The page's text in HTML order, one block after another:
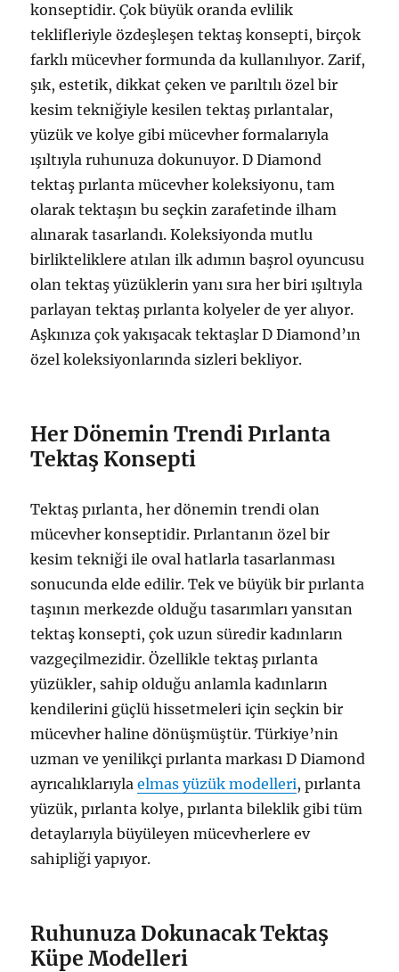
konseptidir. Çok büyük oranda evlilik
teklifleriyle özdeşleşen tektaş konsepti, birçok
farklı mücevher formunda da kullanılıyor. Zarif,
şık, estetik, dikkat çeken ve parıltılı özel bir
kesim tekniğiyle kesilen tektaş pırlantalar,
yüzük ve kolye gibi mücevher formalarıyla
ışıltıyla ruhunuza dokunuyor. D Diamond
tektaş pırlanta mücevher koleksiyonu, tam
olarak tektaşın bu seçkin zarafetinde ilham
alınarak tasarlandı. Koleksiyonda mutlu
birlikteliklere atılan ilk adımın başrol oyuncusu
olan tektaş yüzüklerin yanı sıra her biri ışıltıyla
parlayan tektaş pırlanta kolyeler de yer alıyor.
Aşkınıza çok yakışacak tektaşlar D Diamond’ın
özel koleksiyonlarında sizleri bekliyor.
Her Dönemin Trendi Pırlanta
Tektaş Konsepti
Tektaş pırlanta, her dönemin trendi olan
mücevher konseptidir. Pırlantanın özel bir
kesim tekniği ile oval hatlarla tasarlanması
sonucunda elde edilir. Tek ve büyük bir pırlanta
taşının merkezde olduğu tasarımları yansıtan
tektaş konsepti, çok uzun süredir kadınların
vazgeçilmezidir. Özellikle tektaş pırlanta
yüzükler, sahip olduğu anlamla kadınların
kendilerini güçlü hissetmeleri için seçkin bir
mücevher haline dönüşmüştür. Türkiye’nin
uzman ve yenilikçi pırlanta markası D Diamond
ayrıcalıklarıylaelmas yüzük modelleri, pırlanta
yüzük, pırlanta kolye, pırlanta bileklik gibi tüm
detaylarıyla büyüleyen mücevherlere ev
sahipliği yapıyor.
Ruhunuza Dokunacak Tektaş
Küpe Modelleri